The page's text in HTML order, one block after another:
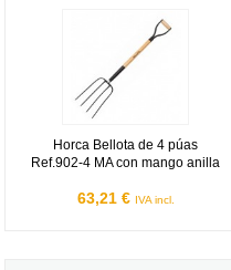
Horca Bellota de 4 púas
Ref.902-4 MA con mango anilla
63,21 € IVA incl.